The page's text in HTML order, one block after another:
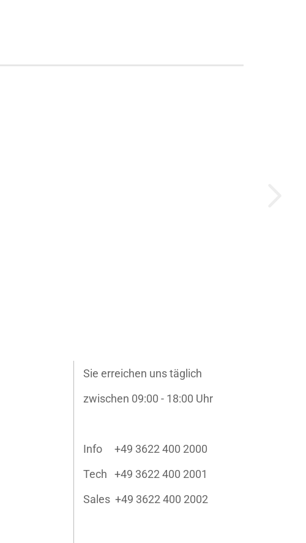
Sie erreichen uns täglich
zwischen 09:00 - 18:00 Uhr
Info +49 3622 400 2000
Tech +49 3622 400 2001
Sales +49 3622 400 2002